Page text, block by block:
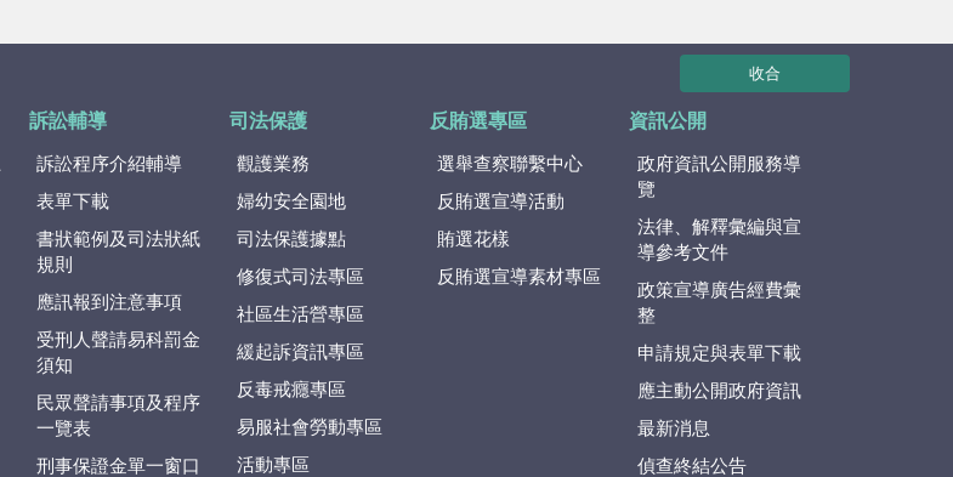
收合
訴訟輔導
訴訟程序介紹輔導
表單下載
書狀範例及司法狀紙
規則
應訊報到注意事項
受刑人聲請易科罰金
須知
民眾聲請事項及程序
一覽表
刑事保證金單一窗口
司法保護
觀護業務
婦幼安全園地
司法保護據點
修復式司法專區
社區生活營專區
緩起訴資訊專區
反毒戒癮專區
易服社會勞動專區
活動專區
反賄選專區
選舉查察聯繫中心
反賄選宣導活動
賄選花樣
反賄選宣導素材專區
資訊公開
政府資訊公開服務導
覽
法律、解釋彙編與宣
導參考文件
政策宣導廣告經費彙
整
申請規定與表單下載
應主動公開政府資訊
最新消息
偵查終結公告